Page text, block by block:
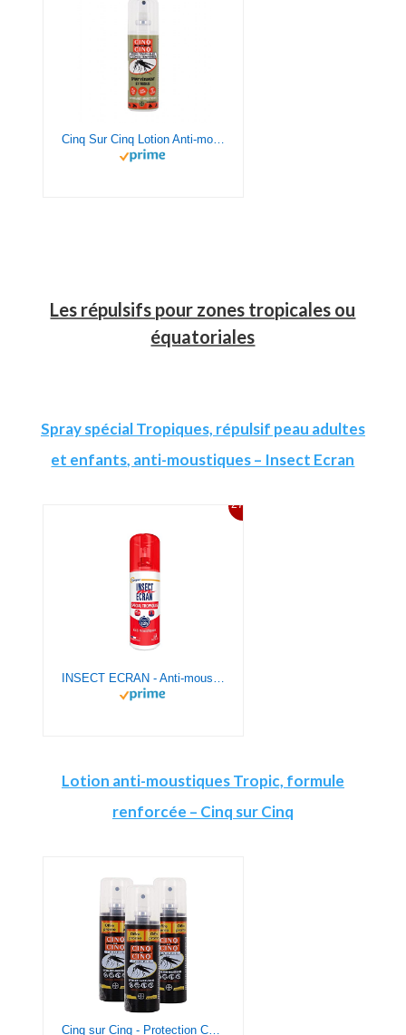
Cinq Sur Cinq Lotion Anti-moustiques vêtements 100ml
Les répulsifs pour zones tropicales ou
équatoriales
Spray spécial Tropiques, répulsif peau adultes
et enfants, anti-moustiques – Insect Ecran
27%
INSECT ECRAN - Anti-moustiques - Spray répulsif peau - protection contre les piqûres de moustiques - Made in France - Spécial Tropiques - 75 ml
Lotion anti-moustiques Tropic, formule
renforcée – Cinq sur Cinq
Cinq sur Cinq - Protection Contre Les Moustiques (3) Spray Tropic 100 ML - Lot de 3 x 100ml